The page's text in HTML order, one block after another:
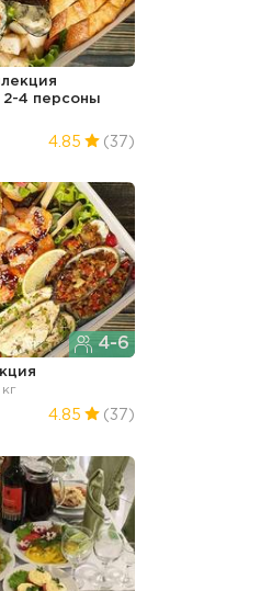
2-4 персоны
4.85 (37)
4-6
кг
4.85 (37)